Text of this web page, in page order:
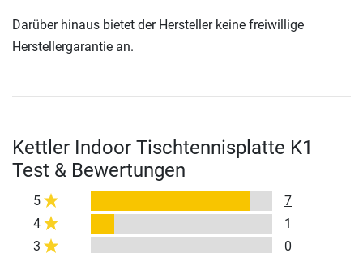
Darüber hinaus bietet der Hersteller keine freiwillige
Herstellergarantie an.
Kettler Indoor Tischtennisplatte K1
Test & Bewertungen
5
7
4
1
3
0